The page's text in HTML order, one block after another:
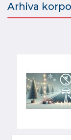
Arhiva